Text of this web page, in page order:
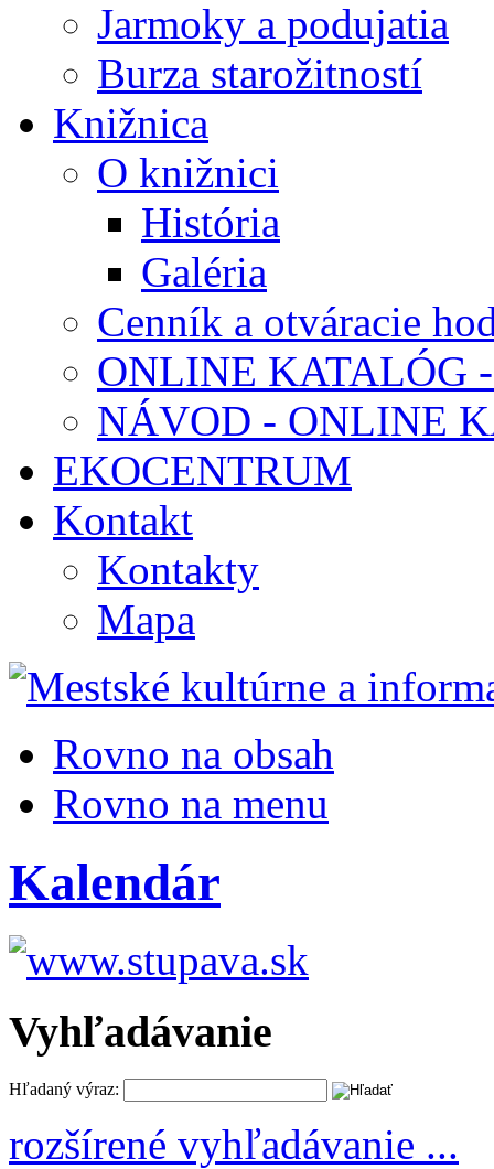
Jarmoky a podujatia
Burza starožitností
Knižnica
O knižnici
História
Galéria
Cenník a otváracie
ONLINE KATALÓG
NÁVOD - ONLINE
EKOCENTRUM
Kontakt
Kontakty
Mapa
Rovno na obsah
Rovno na menu
Kalendár
Vyhľadávanie
Hľadaný výraz:
rozšírené vyhľadávanie ...